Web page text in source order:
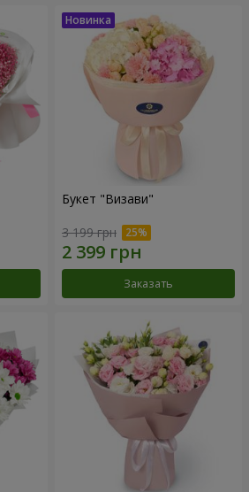
Букет "Визави"
3 199 грн
Заказать